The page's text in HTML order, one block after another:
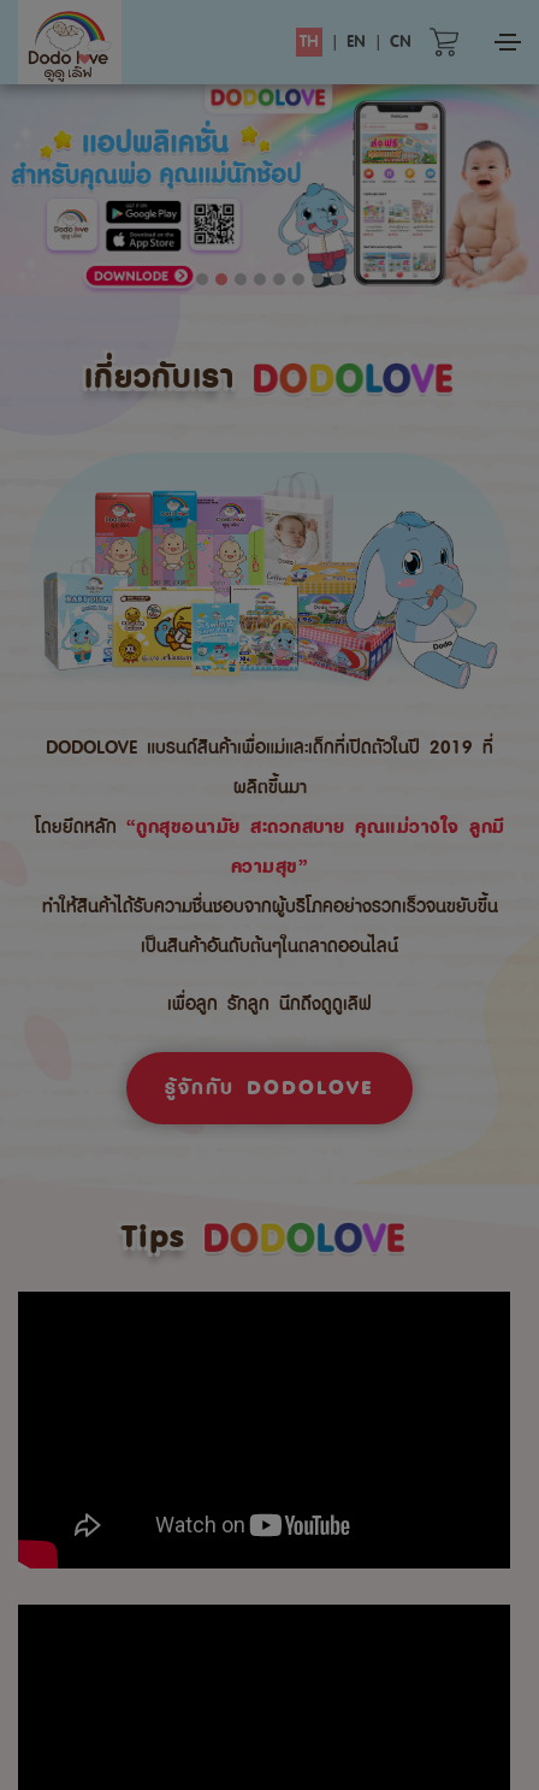
TH | EN | CN
เกี่ยวกับเรา
DODOLOVE แบรนด์สินค้าเพื่อแม่และเด็กที่เปิดตัวในปี 2019 ที่
ผลิตขึ้นมา
โดยยึดหลัก “ถูกสุขอนามัย สะดวกสบาย คุณแม่วางใจ ลูกมี
ความสุข”
ทำให้สินค้าได้รับความชื่นชอบจากผู้บริโภคอย่างรวกเร็วจนขยับขึ้น
เป็นสินค้าอันดับต้นๆในตลาดออนไลน์
เพื่อลูก รักลูก นึกถึงดูดูเลิฟ
รู้จักกับ DODOLOVE
Tips